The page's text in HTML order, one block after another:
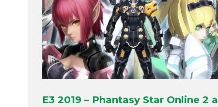
E3 2019 – Phantasy Star Online 2 a